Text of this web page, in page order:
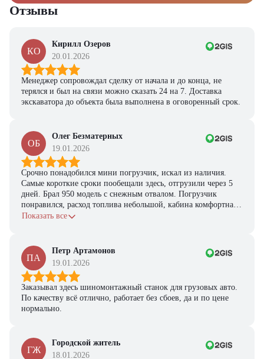
Отзывы
КО
Кирилл Озеров
20.01.2026
Менеджер сопровождал сделку от начала и до конца, не
терялся и был на связи можно сказать 24 на 7. Доставка
экскаватора до объекта была выполнена в оговоренный срок.
ОБ
Олег Безматерных
19.01.2026
Срочно понадобился мини погрузчик, искал из наличия.
Самые короткие сроки пообещали здесь, отгрузили через 5
дней. Брал 950 модель с снежным отвалом. Погрузчик
понравился, расход топлива небольшой, кабина комфортная,
с задачами справляется.
Показать все
ПА
Петр Артамонов
19.01.2026
Заказывал здесь шиномонтажный станок для грузовых авто.
По качеству всё отлично, работает без сбоев, да и по цене
нормально.
ГЖ
Городской житель
18.01.2026